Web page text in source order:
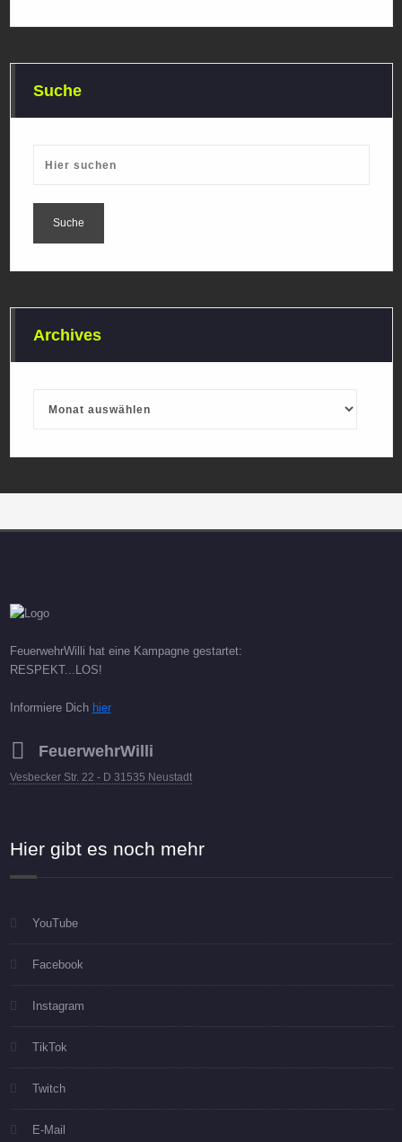
Suche
Archives
FeuerwehrWilli hat eine Kampagne gestartet:
RESPEKT...LOS!
Informiere Dich hier
FeuerwehrWilli
Vesbecker Str. 22 - D 31535 Neustadt
Hier gibt es noch mehr
YouTube
Facebook
Instagram
TikTok
Twitch
E-Mail